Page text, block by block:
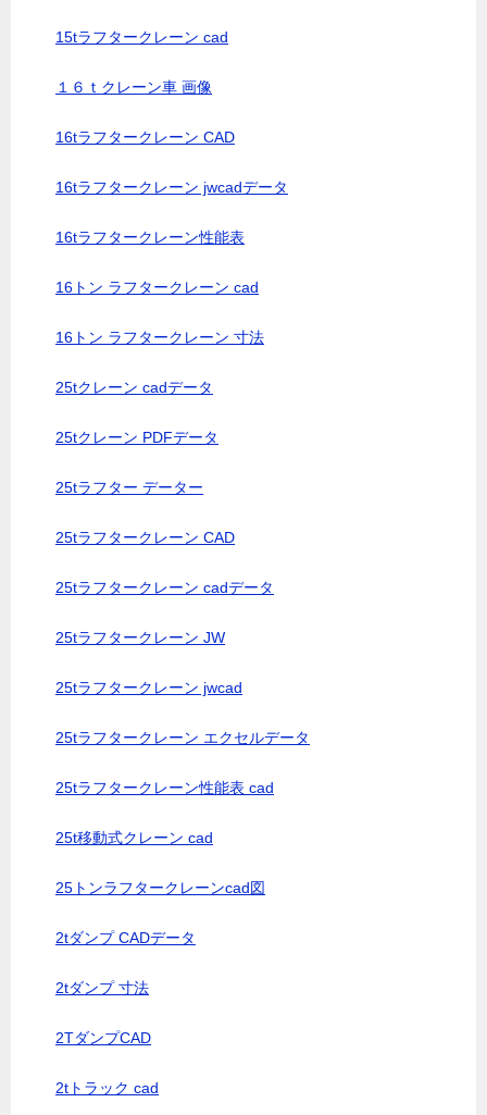
15tラフタークレーン cad
１６ｔクレーン車 画像
16tラフタークレーン CAD
16tラフタークレーン jwcadデータ
16tラフタークレーン性能表
16トン ラフタークレーン cad
16トン ラフタークレーン 寸法
25tクレーン cadデータ
25tクレーン PDFデータ
25tラフター データー
25tラフタークレーン CAD
25tラフタークレーン cadデータ
25tラフタークレーン JW
25tラフタークレーン jwcad
25tラフタークレーン エクセルデータ
25tラフタークレーン性能表 cad
25t移動式クレーン cad
25トンラフタークレーンcad図
2tダンプ CADデータ
2tダンプ 寸法
2TダンプCAD
2tトラック cad